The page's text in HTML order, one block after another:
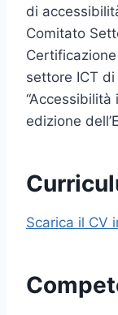
di
Comitato
settore ICT
“Accessibilità
edizione
Scarica il CV